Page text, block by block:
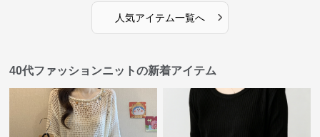
人気アイテム一覧へ ›
40代ファッションニットの新着アイテム